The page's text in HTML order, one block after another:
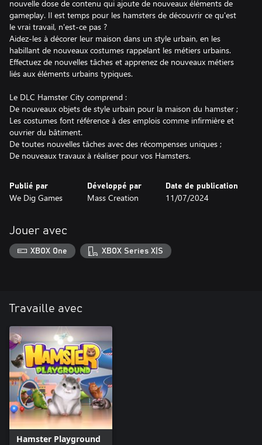
nouvelle dose de contenu qui ajoute de nouveaux éléments de
gameplay. Il est temps pour les hamsters de découvrir ce qu'est
le vrai travail, n'est-ce pas ?
Aidez-les à décorer leur maison dans un style urbain, en les
habillant de nouveaux costumes rappelant les métiers urbains.
Effectuez de nouvelles tâches et apprenez de nouveaux métiers
liés aux éléments urbains typiques.
Le DLC Hamster City comprend :
De nouveaux objets de style urbain pour la maison du hamster ;
Les costumes font référence à des emplois comme infirmière et
ouvrier du bâtiment.
De toutes nouvelles tâches avec des récompenses uniques ;
De nouveaux travaux à réaliser pour vos Hamsters.
Publié par
We Dig Games
Développé par
Mass Creation
Date de publication
11/07/2024
Jouer avec
XBOX One XBOX Series X|S
Travaille avec
Hamster Playground